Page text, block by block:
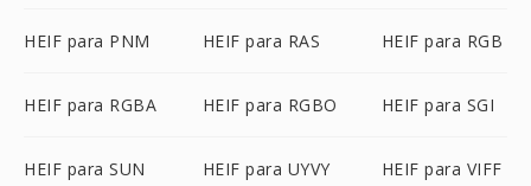
HEIF para PNM HEIF para RAS HEIF para RGB
HEIF para RGBA HEIF para RGBO HEIF para SGI
HEIF para SUN HEIF para UYVY HEIF para VIFF